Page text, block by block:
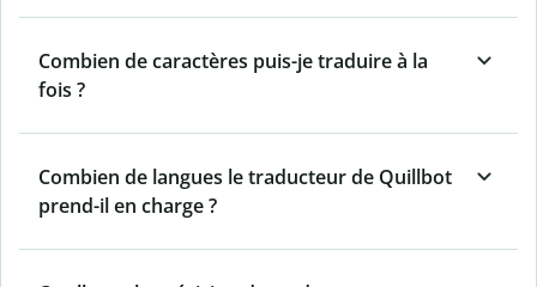
Combien de caractères puis-je traduire à la
fois ?
Combien de langues le traducteur de Quillbot
prend-il en charge ?